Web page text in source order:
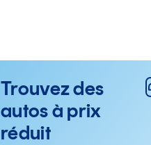
Trouvez des
autos à prix
réduit